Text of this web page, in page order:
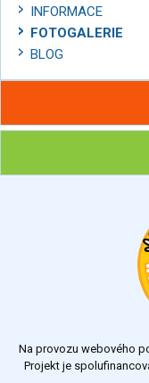
INFORMACE
FOTOGALERIE
BLOG
Hubněte s
Chcete poradit s
Výsledky
Na provozu webového
Projekt je